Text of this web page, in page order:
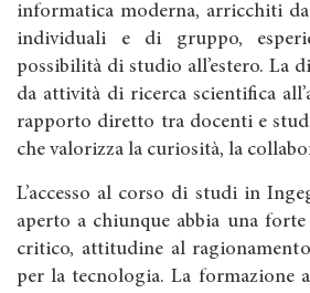
informatica moderna, arricchiti
individuali e di gruppo,
possibilità di studio all’estero. La
da attività di ricerca scientifica
rapporto diretto tra docenti e
che valorizza la curiosità, la
L’accesso al corso di studi in
aperto a chiunque abbia una forte
critico, attitudine al
per la tecnologia. La formazione